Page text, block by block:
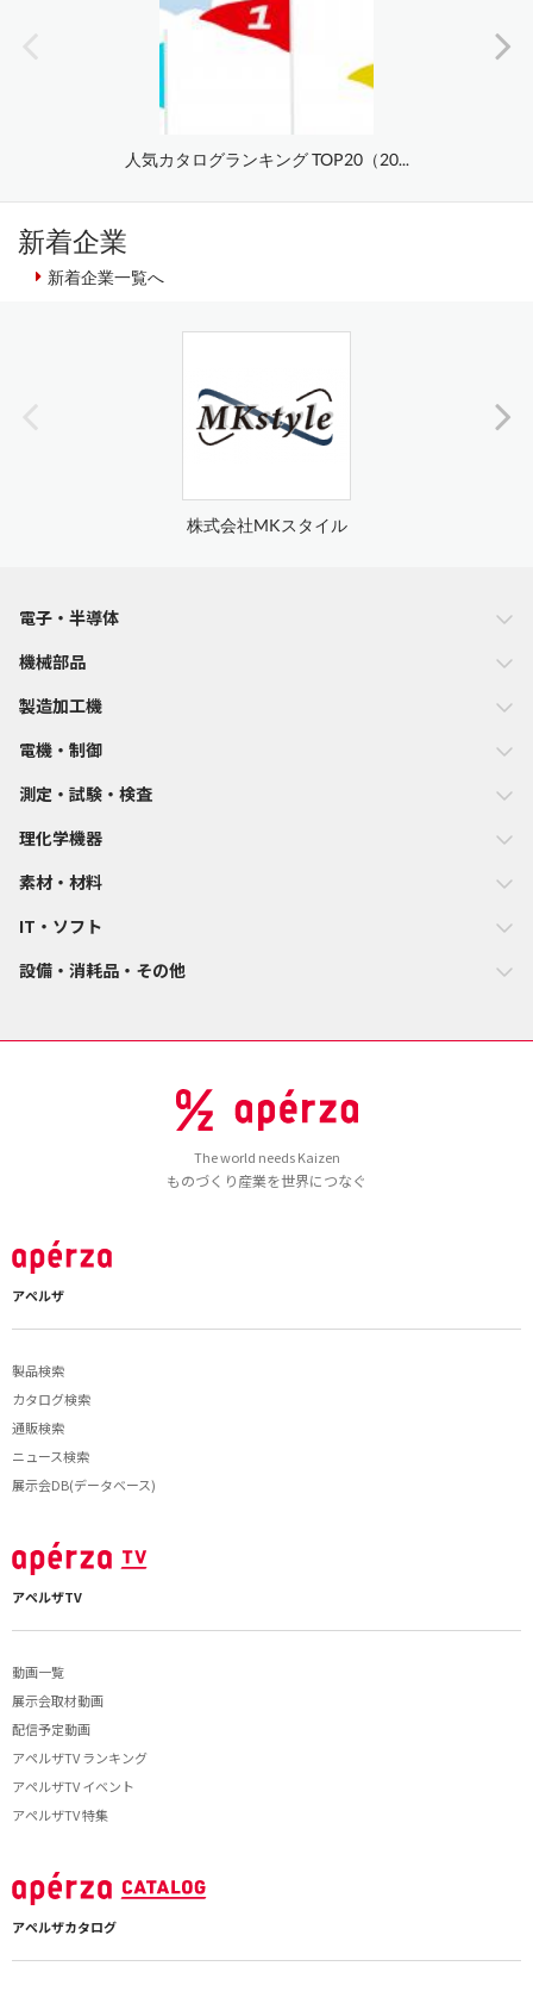
人気カタログランキング TOP20（20...
新着企業
新着企業一覧へ
株式会社MKスタイル
電子・半導体
機械部品
製造加工機
電機・制御
測定・試験・検査
理化学機器
素材・材料
IT・ソフト
設備・消耗品・その他
The world needs Kaizen
ものづくり産業を世界につなぐ
アペルザ
製品検索
カタログ検索
通販検索
ニュース検索
展示会DB(データベース)
アペルザTV
動画一覧
展示会取材動画
配信予定動画
アペルザTV ランキング
アペルザTV イベント
アペルザTV 特集
アペルザカタログ